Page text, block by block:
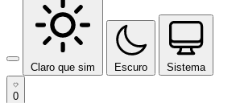
Claro que sim Escuro Sistema
0